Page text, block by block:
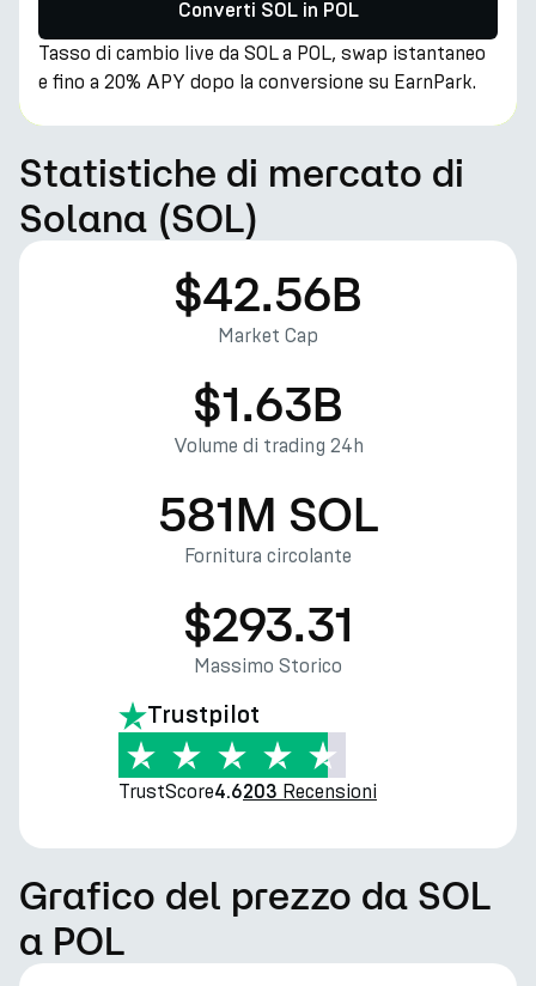
Converti SOL in POL
Tasso di cambio live da SOL a POL, swap istantaneo
e fino a 20% APY dopo la conversione su EarnPark.
Statistiche di mercato di
Solana (SOL)
$42.56B
Market Cap
$1.63B
Volume di trading 24h
581M SOL
Fornitura circolante
$293.31
Massimo Storico
Trustpilot
TrustScore4.6203 Recensioni
Grafico del prezzo da SOL
a POL